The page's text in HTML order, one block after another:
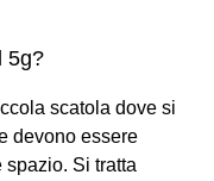
5g?
scatola dove si
devono essere
Si tratta